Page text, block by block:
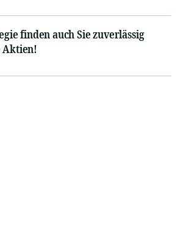
finden auch Sie zuverlässig